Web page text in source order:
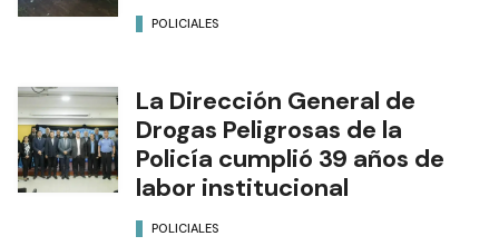
POLICIALES
La Dirección General de
Drogas Peligrosas de la
Policía cumplió 39 años de
labor institucional
POLICIALES